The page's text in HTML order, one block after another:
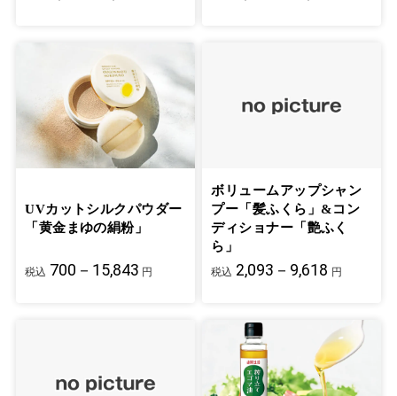
UVカットシルクパウダー
「黄金まゆの絹粉」
税込 700－15,843 円
ボリュームアップシャン
プー「髪ふくら」&コン
ディショナー「艶ふく
ら」
税込 2,093－9,618 円